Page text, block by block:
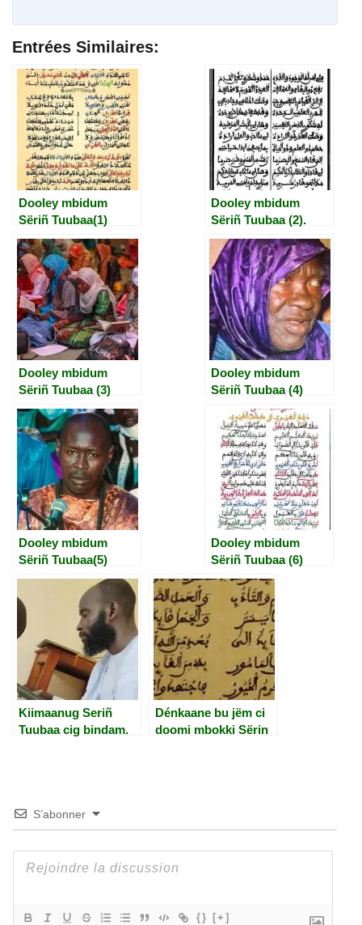
Entrées Similaires:
Dooley mbidum
Sëriñ Tuubaa(1)
Dooley mbidum
Sëriñ Tuubaa (2).
Dooley mbidum
Sëriñ Tuubaa (3)
Dooley mbidum
Sëriñ Tuubaa (4)
Dooley mbidum
Sëriñ Tuubaa(5)
Dooley mbidum
Sëriñ Tuubaa (6)
Kiimaanug Seriñ
Tuubaa cig bindam.
Dénkaane bu jëm ci
doomi mbokki Sërin
S’abonner
{} [+]